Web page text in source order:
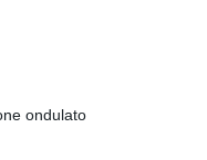
ondulato